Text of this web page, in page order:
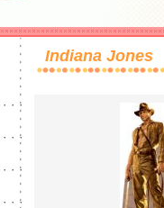
Indiana Jones